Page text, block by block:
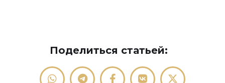
Поделиться статьей: